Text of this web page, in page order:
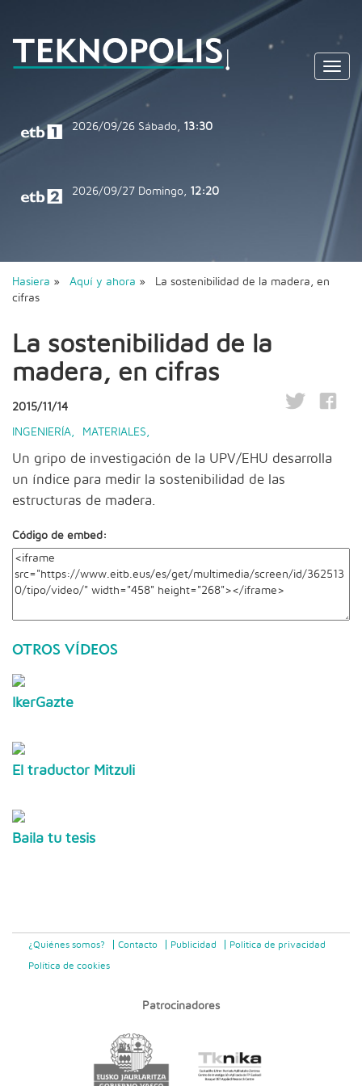
2026/09/26 Sábado, 13:30
2026/09/27 Domingo, 12:20
Hasiera » Aquí y ahora » La sostenibilidad de la madera, en
cifras
La sostenibilidad de la
madera, en cifras
2015/11/14
INGENIERÍA MATERIALES
Un gripo de investigación de la UPV/EHU desarrolla
un índice para medir la sostenibilidad de las
estructuras de madera.
Código de embed:
OTROS VÍDEOS
IkerGazte
El traductor Mitzuli
Baila tu tesis
¿Quiénes somos? Contacto Publicidad Politica de privacidad
Política de cookies
Patrocinadores